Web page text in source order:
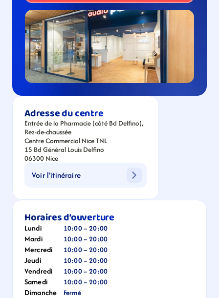
Adresse du centre
Entrée de la Pharmacie (côté Bd Delfino),
Rez-de-chaussée
Centre Commercial Nice TNL
15 Bd Général Louis Delfino
06300 Nice
Voir l'itinéraire
Horaires d’ouverture
Lundi 10:00 – 20:00
Mardi 10:00 – 20:00
Mercredi 10:00 – 20:00
Jeudi 10:00 – 20:00
Vendredi 10:00 – 20:00
Samedi 10:00 – 20:00
Dimanche Fermé